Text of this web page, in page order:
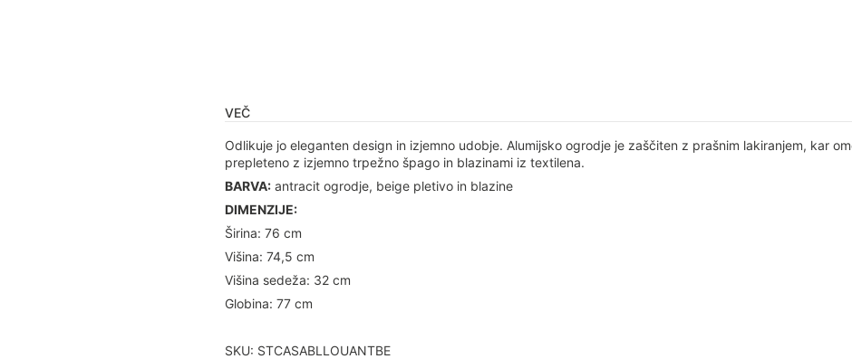
VEČ
Odlikuje jo eleganten design in izjemno udobje. Alumijsko ogrodje je zaščiten z prašnim lakiranjem, kar
prepleteno z izjemno trpežno špago in blazinami iz textilena.
BARVA: antracit ogrodje, beige pletivo in blazine
DIMENZIJE:
Širina: 76 cm
Višina: 74,5 cm
Višina sedeža: 32 cm
Globina: 77 cm
SKU: STCASABLLOUANTBE